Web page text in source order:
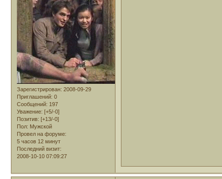
Зарегистрирован: 2008-09-29
Приглашений: 0
Сообщений: 197
Уважение: [+5/-0]
Позитив: [+13/-0]
Пол: Мужской
Провел на форуме:
5 часов 12 минут
Последний визит:
2008-10-10 07:09:27